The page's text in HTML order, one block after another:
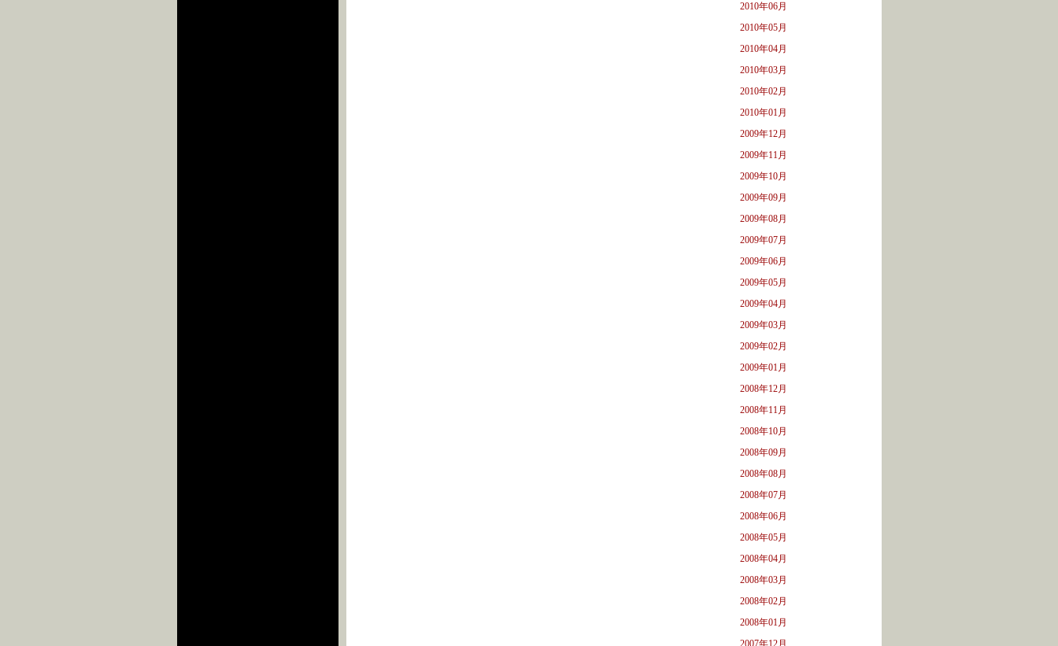
2010年06月
2010年05月
2010年04月
2010年03月
2010年02月
2010年01月
2009年12月
2009年11月
2009年10月
2009年09月
2009年08月
2009年07月
2009年06月
2009年05月
2009年04月
2009年03月
2009年02月
2009年01月
2008年12月
2008年11月
2008年10月
2008年09月
2008年08月
2008年07月
2008年06月
2008年05月
2008年04月
2008年03月
2008年02月
2008年01月
2007年12月